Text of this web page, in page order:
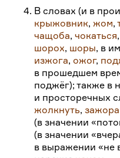
4. В словах (и в
крыжовник, жом,
чащоба,чокаться
шорох, шоры, в
изжога,ожог,
в прошедшем
поджёг); также в
и просторечных
жолкнуть,зажора
(в значении
(в значении
в выражении «не